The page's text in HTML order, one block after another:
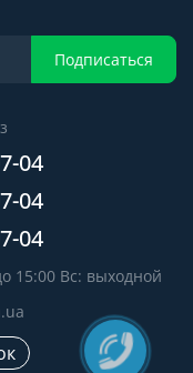
Подписаться
04
04
04
15:00 Вс: выходной